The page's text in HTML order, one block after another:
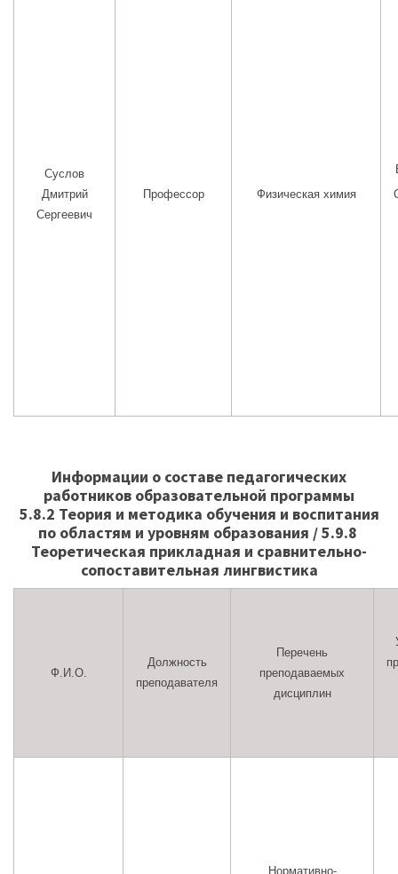
Суслов
Дмитрий
Сергеевич
Профессор Физическая химия
Информации о составе педагогических
работников образовательной программы
5.8.2 Теория и методика обучения и воспитания
по областям и уровням образования / 5.9.8
Теоретическая прикладная и сравнительно-
сопоставительная лингвистика
Ф.И.О.
Должность
преподавателя
Перечень
преподаваемых
дисциплин
Нормативно-